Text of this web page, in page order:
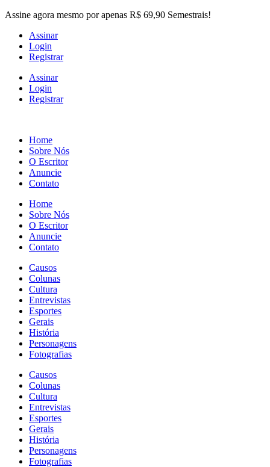
Skip
content
Assine agora mesmo por apenas R$ 69,90 Semestrais!
Assinar
Login
Registrar
Assinar
Login
Registrar
Home
Sobre Nós
O Escritor
Anuncie
Contato
Home
Sobre Nós
O Escritor
Anuncie
Contato
Causos
Colunas
Cultura
Entrevistas
Esportes
Gerais
História
Personagens
Fotografias
Causos
Colunas
Cultura
Entrevistas
Esportes
Gerais
História
Personagens
Fotografias